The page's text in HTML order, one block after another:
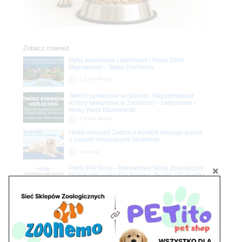
Zobacz również
Ryby akwariowe Legionowo i Nowy Dwór
Mazowiecki – Sklep ZooNemo
Stwórz podwodne arcydzieło: Najpiękniejsze
rośliny akwariowe w ZooNemo – Legionowo i
Nowy Dwór Mazowiecki
Upały wracają! Zadbaj o komfort swojego pupila
z matami chłodzącymi ZooNemo
Petito Pet Shop – Internetowy Sklep Zoologiczny
Online! Wszystko Dla Twojego Pupila | ZooNemo
Znajdź nas
Adres